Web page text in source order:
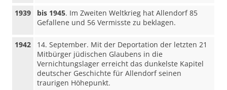
1939 bis 1945. Im Zweiten Weltkrieg hat Allendorf 85
Gefallene und 56 Vermisste zu beklagen.
1942
14. September. Mit der Deportation der letzten 21
Mitbürger jüdischen Glaubens in die
Vernichtungslager erreicht das dunkelste Kapitel
deutscher Geschichte für Allendorf seinen
traurigen Höhepunkt.